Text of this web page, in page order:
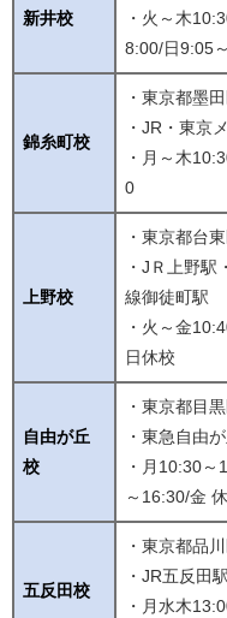
新井校
・火～木
8:00/日9:05
錦糸町校
・東京都墨
・JR・東京
・月～木
0
上野校
・東京都台
・JＲ上野
線御徒町駅
・火～金
日休校
自由が丘
校
・東京都目
・東急自由
・月10:30
～16:30/金
五反田校
・東京都品
・JR五反田
・月水木